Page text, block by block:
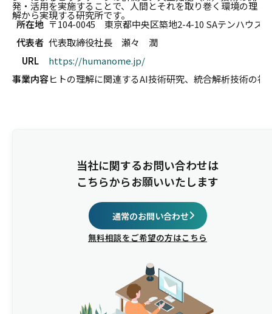
発・活用を実施することで、人間とそれを取り巻く環境の理
解から実現する研究所です。
所在地 〒104-0045 東京都中央区築地2-4-10 SAテンハウス2
代表者 代表取締役社長 瀬々 潤
URL
https://humanome.jp/
事業内容ヒトの理解に関連するAI技術研究、統合解析技術の
当社に関するお問い合わせは
こちらからお願いいたします
通常のお問い合わせ
無料相談をご希望の方はこちら